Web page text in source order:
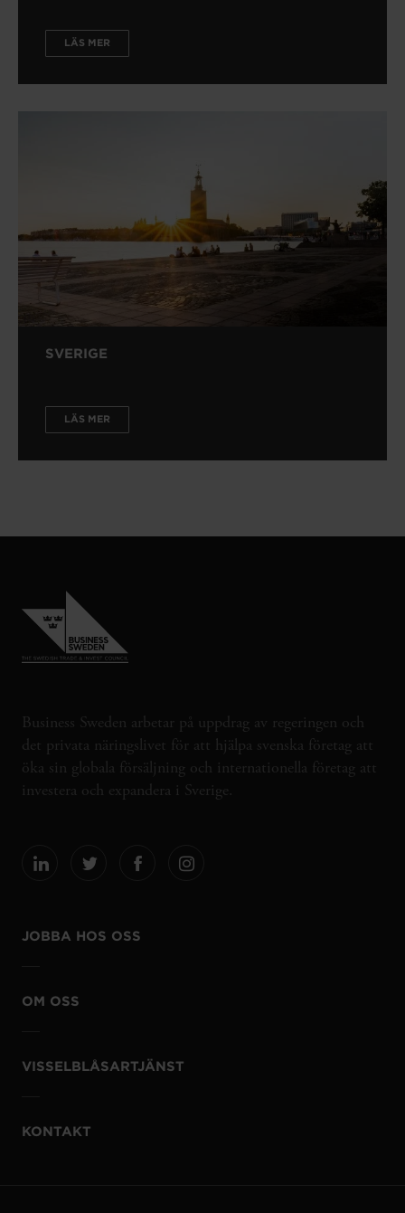
LÄS MER
SVERIGE
LÄS MER
Business Sweden arbetar på uppdrag av regeringen och
det privata näringslivet för att hjälpa svenska företag att
öka sin globala försäljning och internationella företag att
investera och expandera i Sverige.
JOBBA HOS OSS
OM OSS
VISSELBLÅSARTJÄNST
KONTAKT